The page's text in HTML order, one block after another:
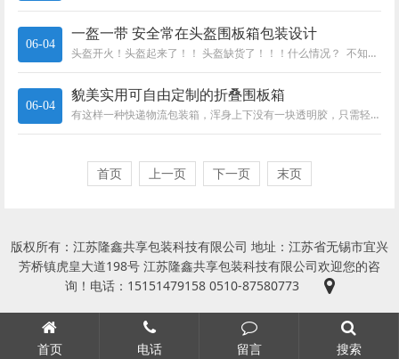
06-04
一盔一带 安全常在头盔围板箱包装设计
头盔开火！头盔起来了！！ 头盔缺货了！！！什么情况？ 不知道你是否想问一句： 为什么？近日，公安部交通管理局部发出通...
06-04
貌美实用可自由定制的折叠围板箱
有这样一种快递物流包装箱，浑身上下没有一块透明胶，只需轻轻拉开一条窗口似的正方形切口，就能轻松将产品拿出，而且还能循环多...
首页 上一页 下一页 末页
版权所有：江苏隆鑫共享包装科技有限公司 地址：江苏省无锡市宜兴
芳桥镇虎皇大道198号 江苏隆鑫共享包装科技有限公司欢迎您的咨
询！电话：15151479158 0510-87580773
首页 电话 留言 搜索